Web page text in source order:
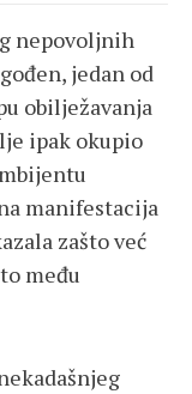
nepovoljnih
jedan od
obilježavanja
ipak okupio
manifestacija
zašto već
među